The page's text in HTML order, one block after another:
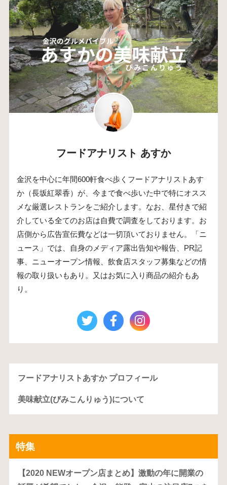
フードアナリスト あすか
金沢を中心に年間600軒食べ歩くフードアナリストあす
か（長坂紅翠香）が、今まで食べ歩いた中で特にオスス
メな厳選レストランをご紹介します。なお、星付きで紹
介している全てのお店は自費で調査をしております。お
店側から広告宣伝費などは一切頂いておりません。「ニ
ュース」では、自身のメディア露出告知や報告、PR記
事、ニューオープン情報、飲食店スタッフ募集などの情
報の取り扱いもあり。又はお気に入り商品の紹介もあ
り。
フードアナリストあすか プロフィール
美味献立(びみこんりゅう)について
特集
【2020 NEWオープン店まとめ】激動の年に開業の